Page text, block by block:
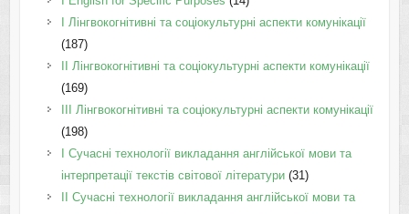
I Лінгвокогнітивні та соціокультурні аспекти комунікації
(187)
IІ Лінгвокогнітивні та соціокультурні аспекти комунікації
(169)
IІI Лінгвокогнітивні та соціокультурні аспекти комунікації
(198)
I Cучасні технології викладання англійської мови та
інтерпретації текстів світової літератури(31)
II Cучасні технології викладання англійської мови та